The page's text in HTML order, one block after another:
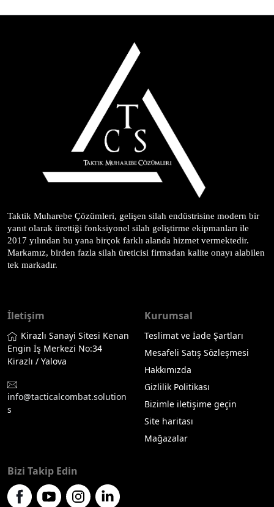
Taktik Muharebe Çözümleri, gelişen silah endüstrisine modern bir
yanıt olarak ürettiği fonksiyonel silah geliştirme ekipmanları ile
2017 yılından bu yana birçok farklı alanda hizmet vermektedir.
Markamız, birden fazla silah üreticisi firmadan kalite onayı alabilen
tek markadır.
İletişim
Kirazlı Sanayi Sitesi Kenan
Engin İş Merkezi No:34
Kirazlı / Yalova
info@tacticalcombat.solution
s
Kurumsal
Teslimat ve İade Şartları
Mesafeli Satış Sözleşmesi
Hakkımızda
Gizlilik Politikası
Bizimle iletişime geçin
Site haritası
Mağazalar
Bizi Takip Edin